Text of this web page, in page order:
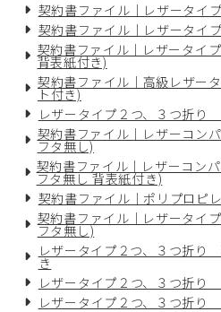
契約書ファイル｜レザータイ
契約書ファイル｜レザータイ
契約書ファイル｜レザータイ
背表紙付き)
契約書ファイル｜高級レザー
ト付き)
レザータイプ２つ、３つ折
契約書ファイル｜レザーコン
フタ無し)
契約書ファイル｜レザーコン
フタ無し 背表紙付き)
契約書ファイル｜ポリプロピ
契約書ファイル｜レザータイ
フタ無し)
レザータイプ２つ、３つ折
き
レザータイプ２つ、３つ折
レザータイプ２つ、３つ折